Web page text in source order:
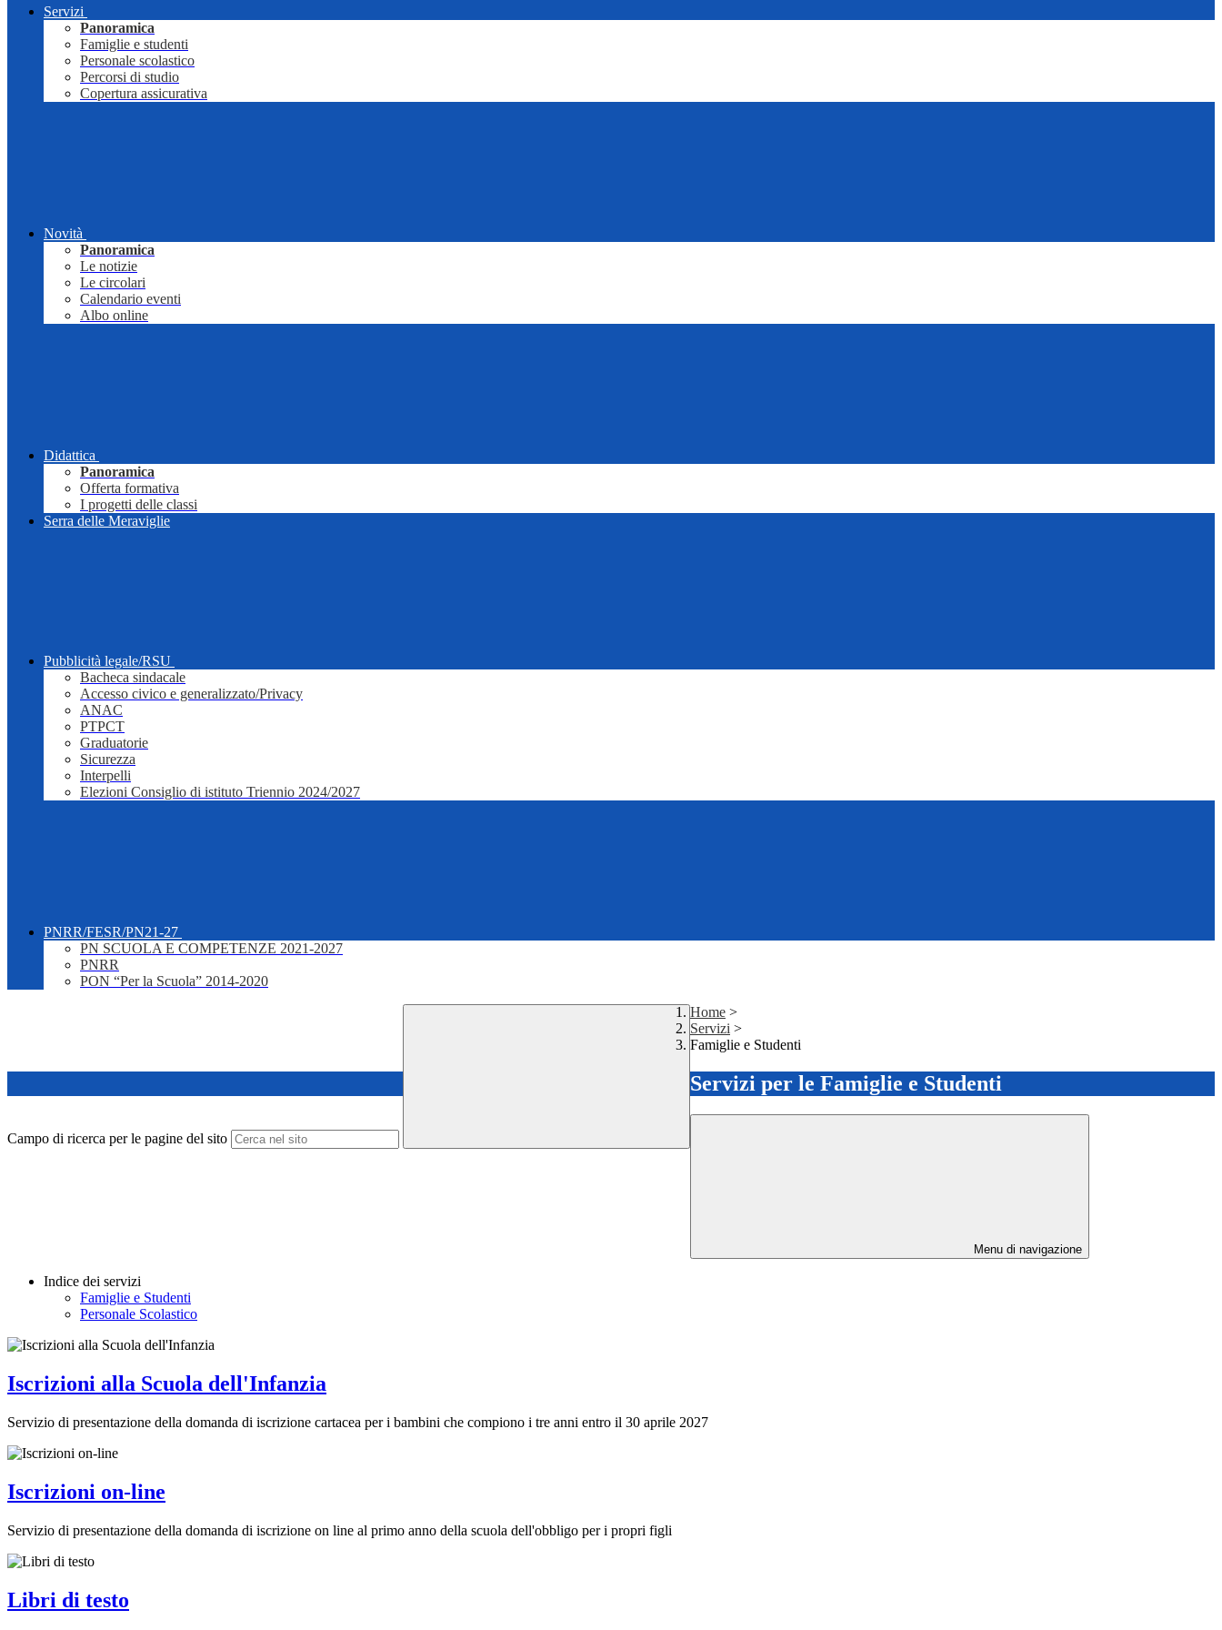
Servizi
Panoramica
Famiglie e studenti
Personale scolastico
Percorsi di studio
Copertura assicurativa
Novità
Panoramica
Le notizie
Le circolari
Calendario eventi
Albo online
Didattica
Panoramica
Offerta formativa
I progetti delle classi
Serra delle Meraviglie
Pubblicità legale/RSU
Bacheca sindacale
Accesso civico e generalizzato/Privacy
ANAC
PTPCT
Graduatorie
Sicurezza
Interpelli
Elezioni Consiglio di istituto Triennio 2024/2027
PNRR/FESR/PN21-27
PN SCUOLA E COMPETENZE 2021-2027
PNRR
PON “Per la Scuola” 2014-2020
Campo di ricerca per le pagine del sito
Home >
Servizi >
Famiglie e Studenti
Servizi per le Famiglie e Studenti
Menu di navigazione
Indice dei servizi
Famiglie e Studenti
Personale Scolastico
Iscrizioni alla Scuola dell'Infanzia
Servizio di presentazione della domanda di iscrizione cartacea per i bambini che compiono i tre anni entro il 30 aprile 2027
Iscrizioni on-line
Servizio di presentazione della domanda di iscrizione on line al primo anno della scuola dell'obbligo per i propri figli
Libri di testo